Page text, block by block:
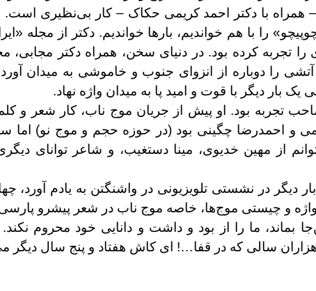
– همراه با دکتر احمد کریمی حکاک – کار بی‌نظیری است.
را با هم خواندیم‌، بارها خواندیم. دکتر از مجله
تجربه کرده بود. در دنیای سخن، همراه دکتر مجابی،‌
را دوباره از انزوای جنوب و خاموشی به میدان
بار دیگر با قوت و امید پا به میدان واژه نهاد.
صاحب تجربه بود. او پیش از جریان موج ناب‌، کار شعر و
و احمدرضا چگینی بود (در حوزه حجم و موج نو) اما
از مهین خدیوی‌، مینا دستغیب‌، و شاعر توانای دیگری
دیگر در نشستی تلویزیونی در واشنگتن به یادم آورد‌،
و چیستی موج‌ها‌، خاصه موج ناب در شعر پیشرو
بماند‌، ما را از بود و داشت و دانایی خود محروم
سالی که در قفا…! ای کاش هفتاد و پنج سال دیگر